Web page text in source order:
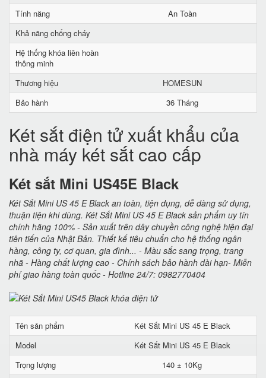
Tính năng
An Toàn
Khả năng chống cháy
Hệ thống khóa liên hoàn
thông minh
Thương hiệu
HOMESUN
Bảo hành
36 Tháng
Két sắt điện tử xuất khẩu của
nhà máy két sắt cao cấp
Két sắt Mini US45E Black
Két Sắt Mini US 45 E Black an toàn, tiện dụng, dễ dàng sử dụng,
thuận tiện khi dùng. Két Sắt Mini US 45 E Black sản phẩm uy tín
chính hãng 100% - Sản xuất trên dây chuyền công nghệ hiện đại
tiên tiến của Nhật Bản. Thiết kế tiêu chuẩn cho hệ thống ngân
hàng, công ty, cơ quan, gia đình... - Màu sắc sang trọng, trang
nhã - Hàng chất lượng cao - Chính sách bảo hành dài hạn- Miễn
phí giao hàng toàn quốc - Hotline 24/7: 0982770404
Tên sản phẩm
Két Sắt Mini US 45 E Black
Model
Két Sắt Mini US 45 E Black
Trọng lượng
140 ± 10Kg